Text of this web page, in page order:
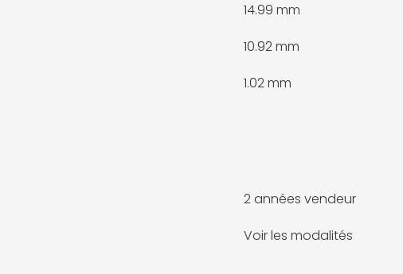
14.99 mm
10.92 mm
1.02 mm
2 années vendeur
Voir les modalités